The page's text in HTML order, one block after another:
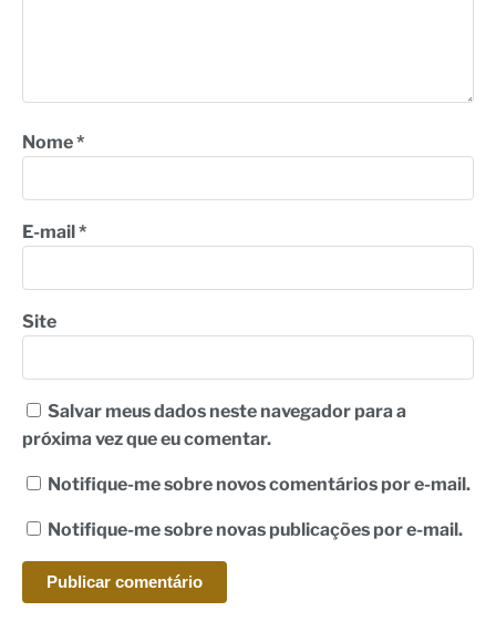
Nome*
E-mail *
Site
Salvar meus dados neste navegador para a
próxima vez que eu comentar.
Notifique-me sobre novos comentários por e-mail.
Notifique-me sobre novas publicações por e-mail.